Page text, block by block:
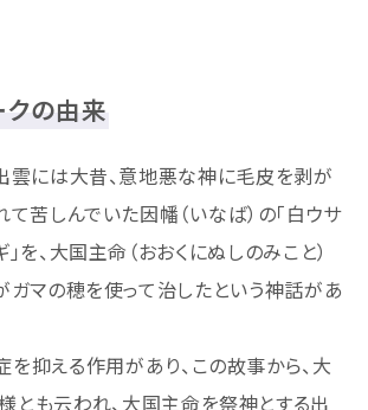
クの由来
雲には大昔、意地悪な神に毛皮を剥が
て苦しんでいた因幡（いなば）の「白ウサ
」を、大国主命（おおくにぬしのみこと）
ガマの穂を使って治したという神話があ
抑える作用があり、この故事から、大
とも云われ、大国主命を祭神とする出